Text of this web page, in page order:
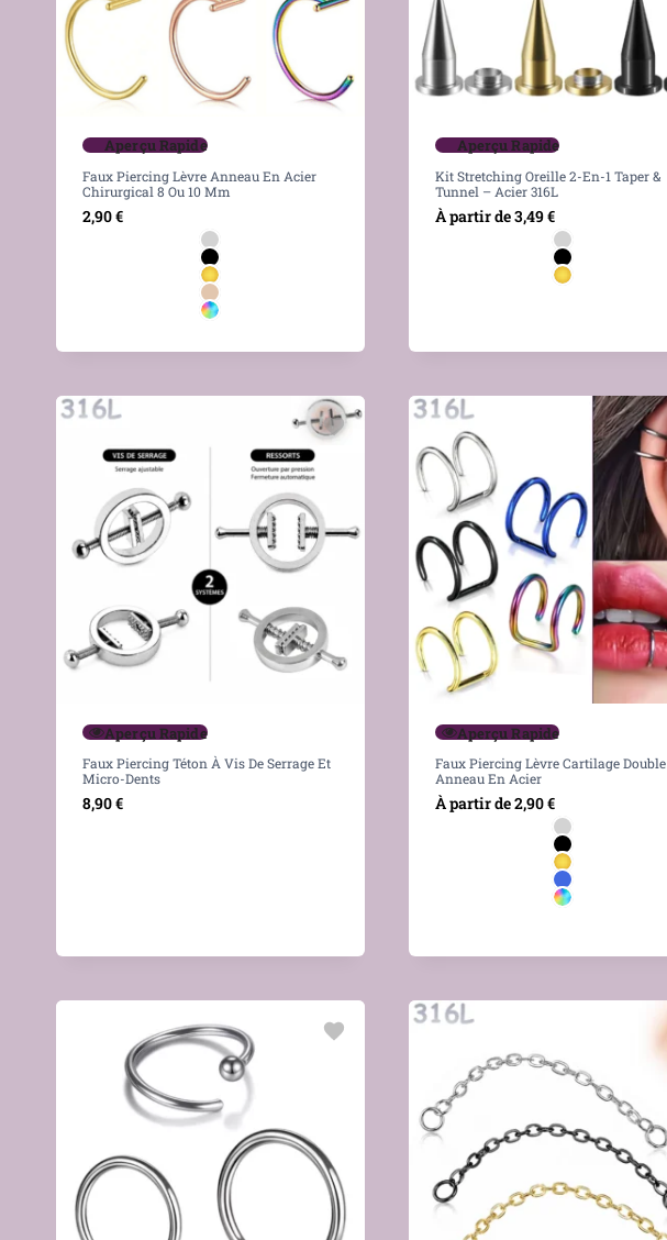
Aperçu Rapide
Faux Piercing Lèvre Anneau En Acier
Chirurgical 8 Ou 10 Mm
2,90€
Aperçu Rapide
Kit Stretching Oreille 2-En-1 Taper &
Tunnel – Acier 316L
À partir de3,49€
Aperçu Rapide
Faux Piercing Téton À Vis De Serrage Et
Micro-Dents
8,90€
Aperçu Rapide
Faux Piercing Lèvre Cartilage Double
Anneau En Acier
À partir de2,90€